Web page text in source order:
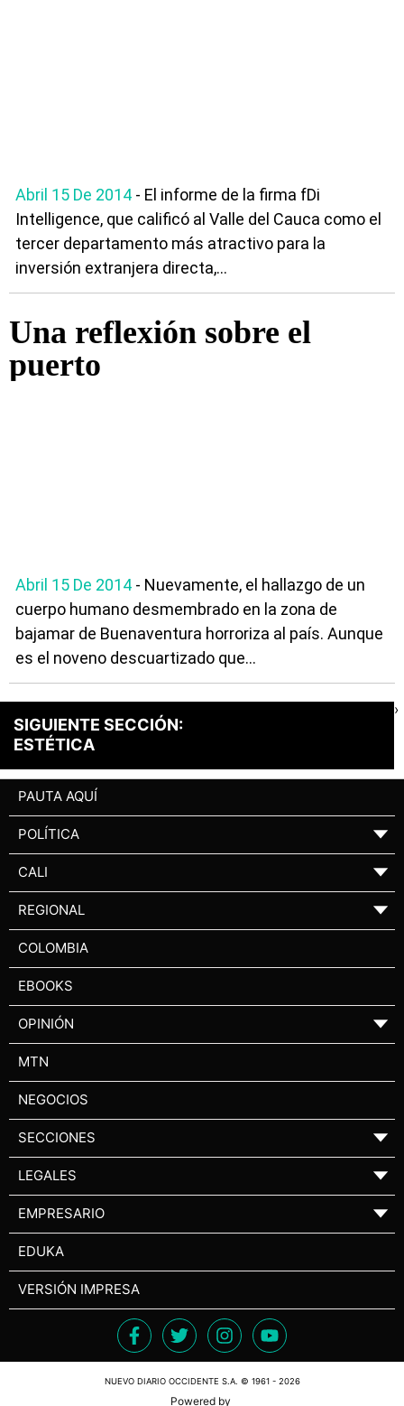
Abril 15 De 2014 - El informe de la firma fDi
Intelligence, que calificó al Valle del Cauca como el
tercer departamento más atractivo para la
inversión extranjera directa,...
Una reflexión sobre el
puerto
Abril 15 De 2014 - Nuevamente, el hallazgo de un
cuerpo humano desmembrado en la zona de
bajamar de Buenaventura horroriza al país. Aunque
es el noveno descuartizado que...
SIGUIENTE SECCIÓN:
ESTÉTICA
›
PAUTA AQUÍ
POLÍTICA ▼
CALI ▼
REGIONAL ▼
COLOMBIA
EBOOKS
OPINIÓN ▼
MTN
NEGOCIOS
SECCIONES ▼
LEGALES ▼
EMPRESARIO ▼
EDUKA
VERSIÓN IMPRESA
NUEVO DIARIO OCCIDENTE S.A. © 1961 - 2026
Powered by